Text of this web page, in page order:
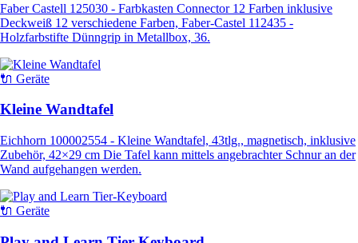
Faber Castell 125030 - Farbkasten Connector 12 Farben inklusive
Deckweiß 12 verschiedene Farben, Faber-Castel 112435 -
Holzfarbstifte Dünngrip in Metallbox, 36.
🔌 Geräte
Kleine Wandtafel
Eichhorn 100002554 - Kleine Wandtafel, 43tlg., magnetisch, inklusive
Zubehör, 42×29 cm Die Tafel kann mittels angebrachter Schnur an der
Wand aufgehangen werden.
🔌 Geräte